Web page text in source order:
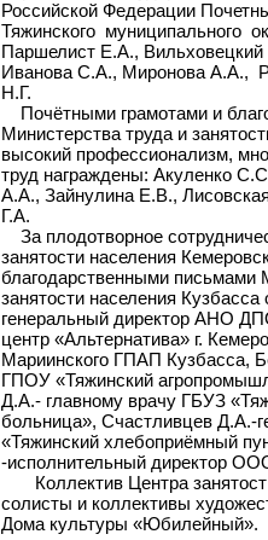
Российской Федерации
Тяжинского муниципального
Паршелист Е.А.,
Иванова С.А., Миронова А.А.,
Н.Г.
Почётными грамотами и
Министерства труда и
высокий профессионализм,
труд награждены: Акуленко
А.А., Зайнулина Е.В.,
Г.А.
За плодотворное
занятости населения
благодарственными письмами
занятости населения
генеральный директор АНО
центр «Альтернатива» г.
Мариинского ГПАП Кузбасса,
ГПОУ «Тяжинский
Д.А.- главному врачу ГБУЗ
больница», Счастливцев Д.А.-
«Тяжинский хлебоприёмный
-исполнительный директор
Коллектив Центра
солисты и коллективы
Дома культуры «Юбилейный».